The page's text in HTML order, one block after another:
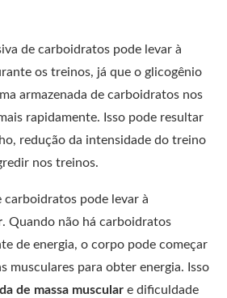
de carboidratos pode levar à
os treinos, já que o glicogênio
armazenada de carboidratos nos
rapidamente. Isso pode resultar
redução da intensidade do treino
nos treinos.
carboidratos pode levar à
. Quando não há carboidratos
de energia, o corpo pode começar
musculares para obter energia. Isso
de massa muscular e dificuldade